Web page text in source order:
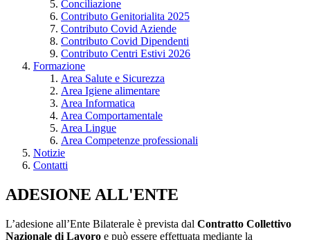
Conciliazione
Contributo Genitorialita 2025
Contributo Covid Aziende
Contributo Covid Dipendenti
Contributo Centri Estivi 2026
Formazione
Area Salute e Sicurezza
Area Igiene alimentare
Area Informatica
Area Comportamentale
Area Lingue
Area Competenze professionali
Notizie
Contatti
ADESIONE ALL'ENTE
L’adesione all’Ente Bilaterale è prevista dal Contratto Collettivo
Nazionale di Lavoro e può essere effettuata mediante la